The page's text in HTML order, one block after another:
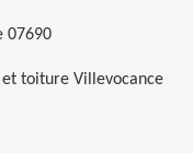
07690
toiture Villevocance